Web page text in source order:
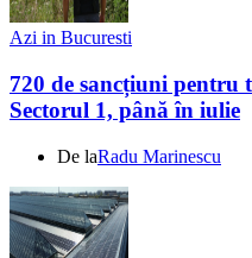
Azi in Bucuresti
720 de sancțiuni pentru
Sectorul 1, până în iulie
De laRadu Marinescu